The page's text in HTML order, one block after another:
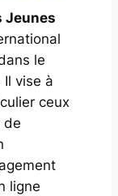
Jeunes
le
vise à
ceux
de
ligne